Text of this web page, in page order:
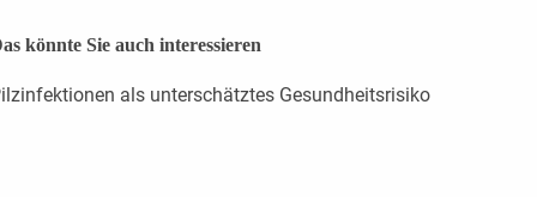
könnte Sie auch interessieren
als unterschätztes Gesundheitsrisiko